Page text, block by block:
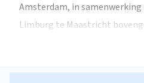
Amsterdam, in
Limburg te Maastricht